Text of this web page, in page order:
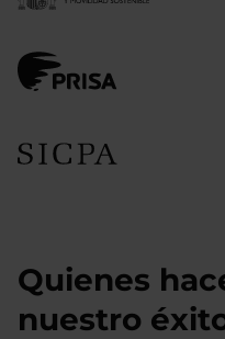
Quienes
nuestro